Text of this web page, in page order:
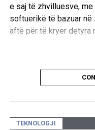
e saj të zhvilluesve,
softuerikë të bazuar
aftë për të kryer detyra
TEKNOLOGJI